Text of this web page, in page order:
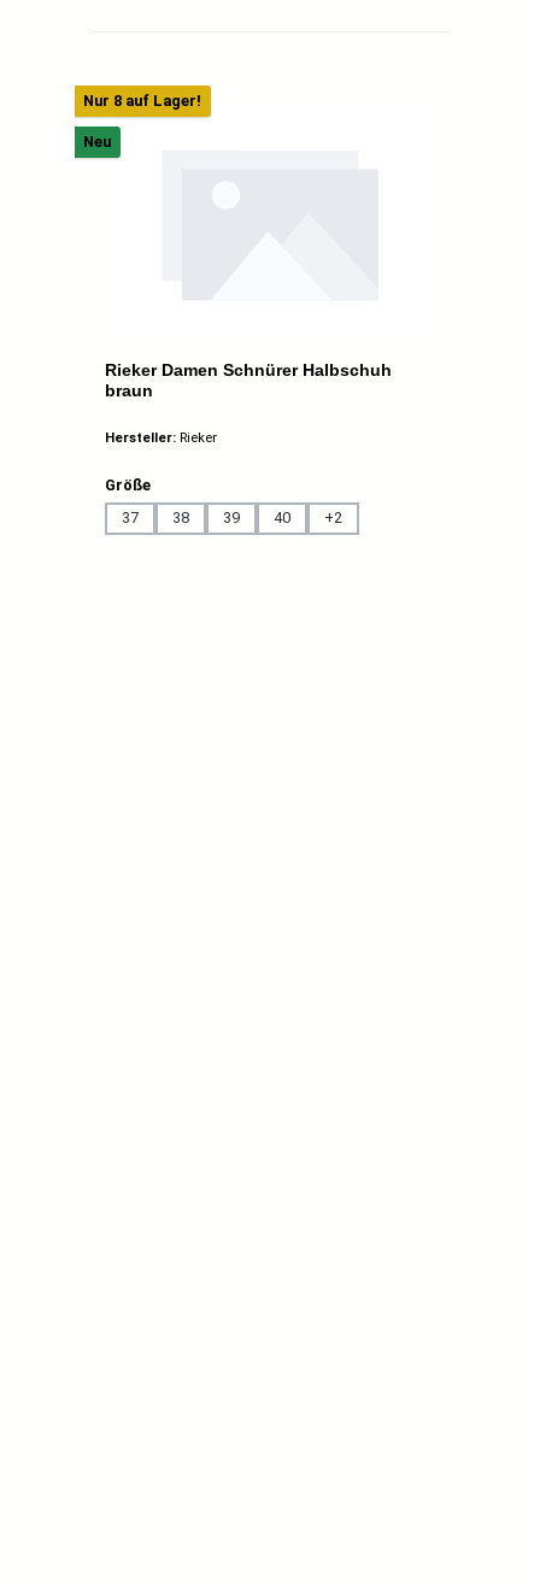
Nur 8 auf Lager!
Neu
Rieker Damen Schnürer Halbschuh
braun
Hersteller: Rieker
Größeauswählen
37
38 39 40 +2